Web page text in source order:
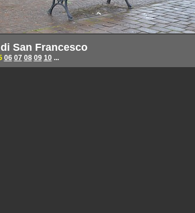
San Francesco
06 07 08 09 10...